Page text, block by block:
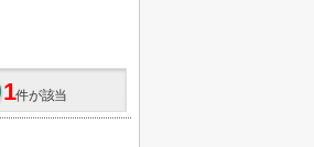
1件が該当